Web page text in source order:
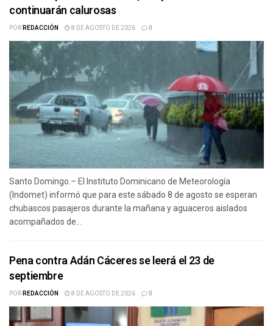
continuarán calurosas
PORREDACCIÓN 8 DE AGOSTO DE 2026 0
Santo Domingo.– El Instituto Dominicano de Meteorología
(Indomet) informó que para este sábado 8 de agosto se esperan
chubascos pasajeros durante la mañana y aguaceros aislados
acompañados de...
Pena contra Adán Cáceres se leerá el 23 de
septiembre
PORREDACCIÓN 8 DE AGOSTO DE 2026 0